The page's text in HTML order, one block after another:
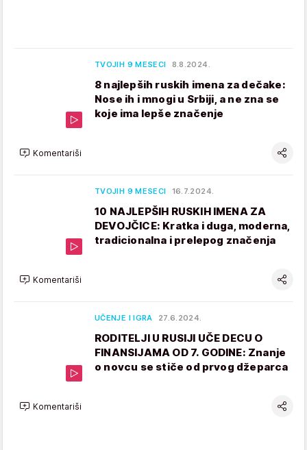
TVOJIH 9 MESECI 8.8.2024.
8 najlepših ruskih imena za dečake:
Nose ih i mnogi u Srbiji, a ne zna se
koje ima lepše značenje
Komentariši
TVOJIH 9 MESECI 16.7.2024.
10 NAJLEPŠIH RUSKIH IMENA ZA
DEVOJČICE: Kratka i duga, moderna,
tradicionalna i prelepog značenja
Komentariši
UČENJE I IGRA 27.6.2024.
RODITELJI U RUSIJI UČE DECU O
FINANSIJAMA OD 7. GODINE: Znanje
o novcu se stiče od prvog džeparca
Komentariši